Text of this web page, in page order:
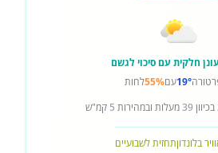
חלקית עם סיכוי לגשם
19°עם55%לחות
בכיוון39מעלות ובמהירות 5 קמ"ש
בלונדוןתחזית לשבועיים